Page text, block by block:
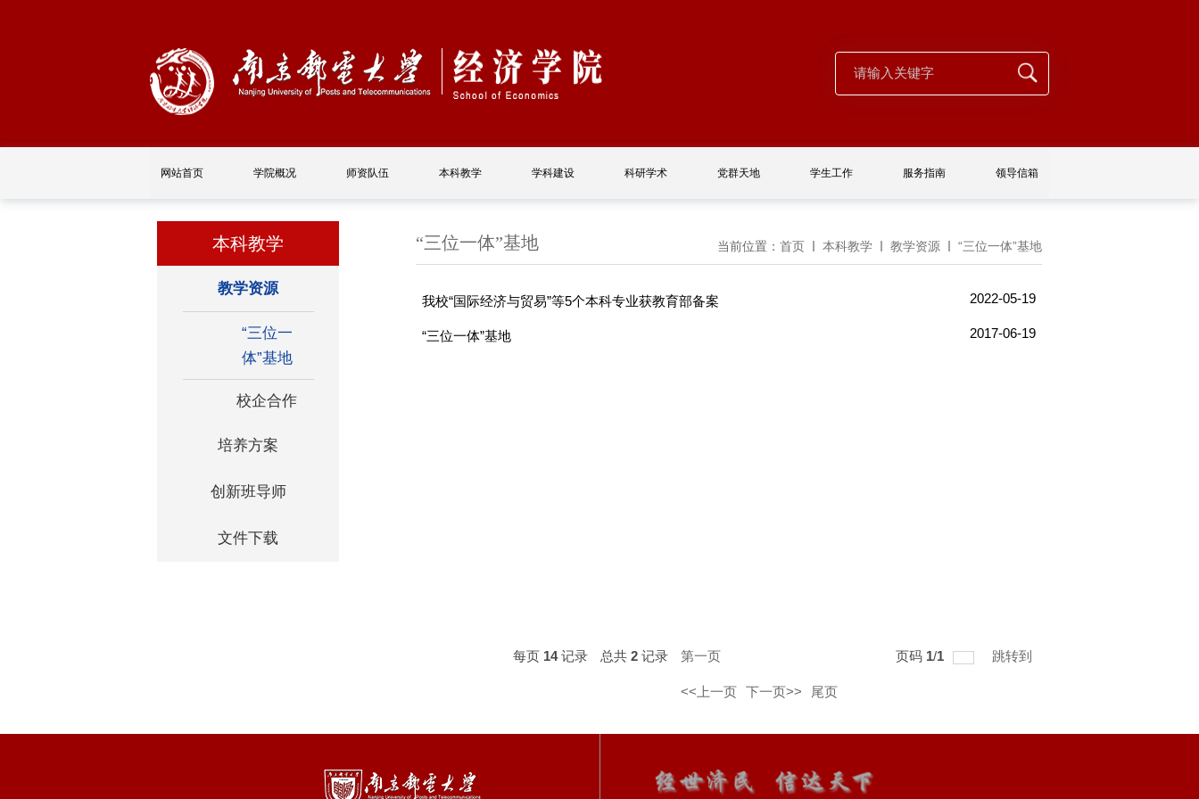
网站首页 学院概况 师资队伍 本科教学 学科建设 科研学术 党群天地 学生工作 服务指南 领导信箱
本科教学
教学资源
“三位一
体”基地
校企合作
培养方案
创新班导师
文件下载
当前位置： 首页 本科教学 教学资源 “三位一体”基地
“三位一体”基地
我校“国际经济与贸易”等5个本科专业获教育部备案 2022-05-19
“三位一体”基地 2017-06-19
每页 14记录 总共 2 记录 第一页
<<上一页 下一页>> 尾页
页码 1/1 跳转到